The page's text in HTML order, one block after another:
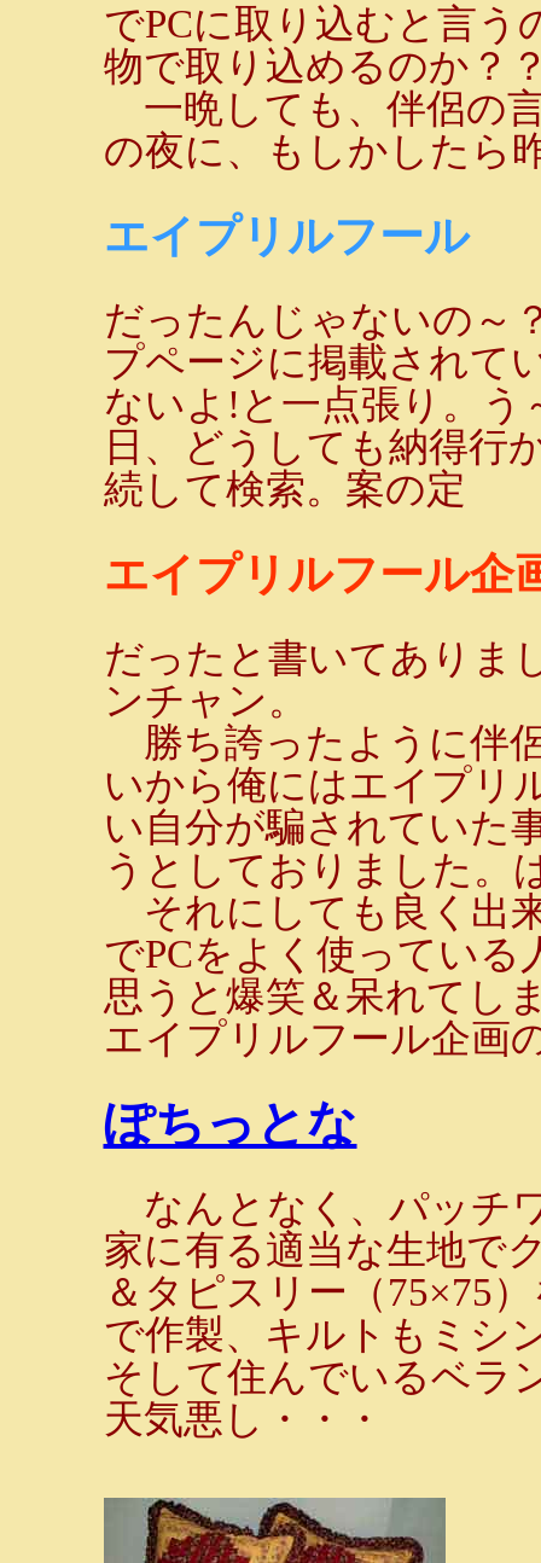
でPCに取り込むと言う
物で取り込めるのか？
一晩しても、伴侶の
の夜に、もしかしたら
エイプリルフール
だったんじゃないの～
プページに掲載されて
ないよ!と一点張り。
日、どうしても納得行
続して検索。案の定
エイプリルフール企
だったと書いてありま
ンチャン。
勝ち誇ったように伴
いから俺にはエイプリ
い自分が騙されていた
うとしておりました。
それにしても良く出
でPCをよく使ってい
思うと爆笑＆呆れてし
エイプリルフール企画
ぽちっとな
なんとなく、パッチ
家に有る適当な生地で
＆タピスリー（75×75
で作製、キルトもミシ
そして住んでいるベラ
天気悪し・・・